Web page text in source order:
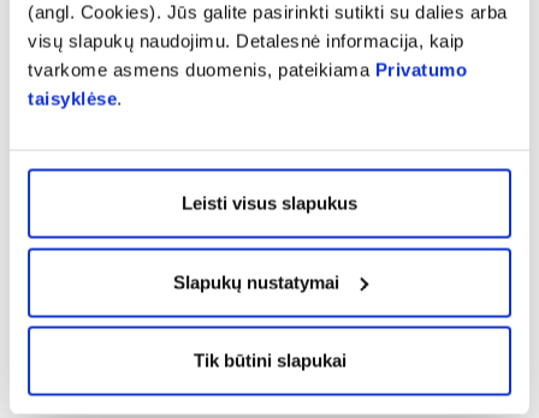
(angl. Cookies). Jūs galite pasirinkti sutikti su dalies arba
visų slapukų naudojimu. Detalesnė informacija, kaip
tvarkome asmens duomenis, pateikiama Privatumo
taisyklėse.
Leisti visus slapukus
Slapukų nustatymai
Tik būtini slapukai
gydytoją.
„Pažengusiais atvejais gydytojas gali skirti
receptinius priešgrybelinius preparatus,
vietinio poveikio tepalus. O esant kritinėms
situacijoms, kartais tenka chirurgiškai šalinti
užkrėstą nagą“, – teigia J. Aganauskaitė-
Net ir pradėjus gydymą, svarbu suprasti, kad